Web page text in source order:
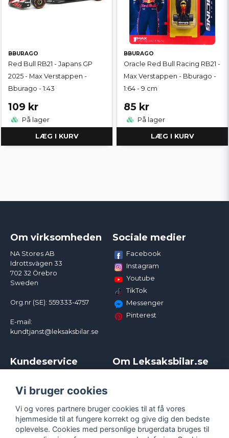
BBURAGO
Red Bull RB21 - Japans GP
2025 - Max Verstappen -
Bburago - 1:43
109 kr
På lager
LÆG I KURV
BBURAGO
Oracle Red Bull Racing RB21 -
Max Verstappen - Bburago -
1:64 - 9 cm
85 kr
På lager
LÆG I KURV
Om virksomheden
NA Stores AB
Idrottsvägen 33
702 32 Örebro
Sweden
Org.nr (SE): 559333-4757
E-mail:
kundtjanst@leksaksbilar.se
Sociale medier
Facebook
Instagram
Youtube
TikTok
Messenger
Pinterest
Kundeservice
Kampagner og rabatter
Reklamation
Policy chase cars
Returnera
Logga in
Om Leksaksbilar.se
Handelsbetingelser
Persondatapolitik
Cookies
Vi bruger cookies
Vi og vores partnere bruger cookies til at få vores
hjemmeside til at fungere korrekt og give dig den bedste
oplevelse. Cookies med personlige brugerdata bruges til